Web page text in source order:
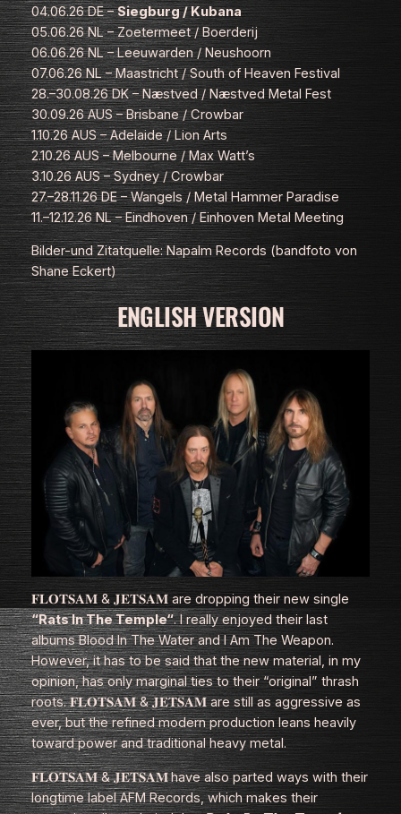
04.06.26 DE –Siegburg / Kubana
05.06.26 NL – Zoetermeet / Boerderij
06.06.26 NL – Leeuwarden / Neushoorn
07.06.26 NL – Maastricht / South of Heaven Festival
28.–30.08.26 DK – Næstved / Næstved Metal Fest
30.09.26 AUS – Brisbane / Crowbar
1.10.26 AUS – Adelaide / Lion Arts
2.10.26 AUS – Melbourne / Max Watt’s
3.10.26 AUS – Sydney / Crowbar
27.–28.11.26 DE – Wangels / Metal Hammer Paradise
11.–12.12.26 NL – Eindhoven / Einhoven Metal Meeting
Bilder-und Zitatquelle: Napalm Records (bandfoto von
Shane Eckert)
ENGLISH VERSION
𝐅𝐋𝐎𝐓𝐒𝐀𝐌 & 𝐉𝐄𝐓𝐒𝐀𝐌 are dropping their new single
“Rats In The Temple“. I really enjoyed their last
albumsBlood In The WaterandI Am The Weapon.
However, it has to be said that the new material, in my
opinion, has only marginal ties to their “original” thrash
roots. 𝐅𝐋𝐎𝐓𝐒𝐀𝐌 & 𝐉𝐄𝐓𝐒𝐀𝐌 are still as aggressive as
ever, but the refined modern production leans heavily
toward power and traditional heavy metal.
𝐅𝐋𝐎𝐓𝐒𝐀𝐌 & 𝐉𝐄𝐓𝐒𝐀𝐌have also parted ways with their
longtime label AFM Records, which makes their